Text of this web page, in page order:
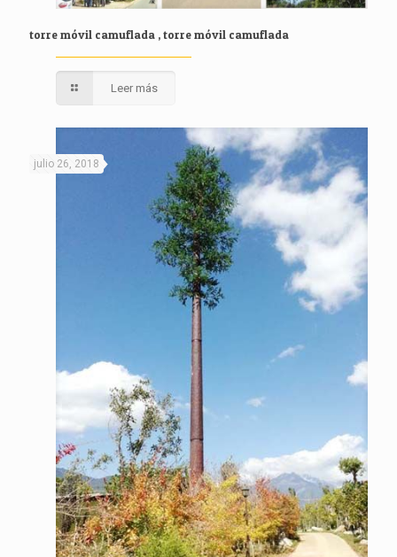
torre móvil camuflada , torre móvil camuflada
Leer más
julio 26, 2018